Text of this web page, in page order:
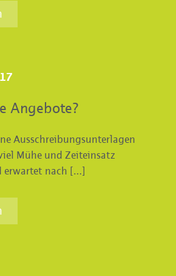
Angebote?
Ausschreibungsunterlagen
Mühe und Zeiteinsatz
erwartet nach […]